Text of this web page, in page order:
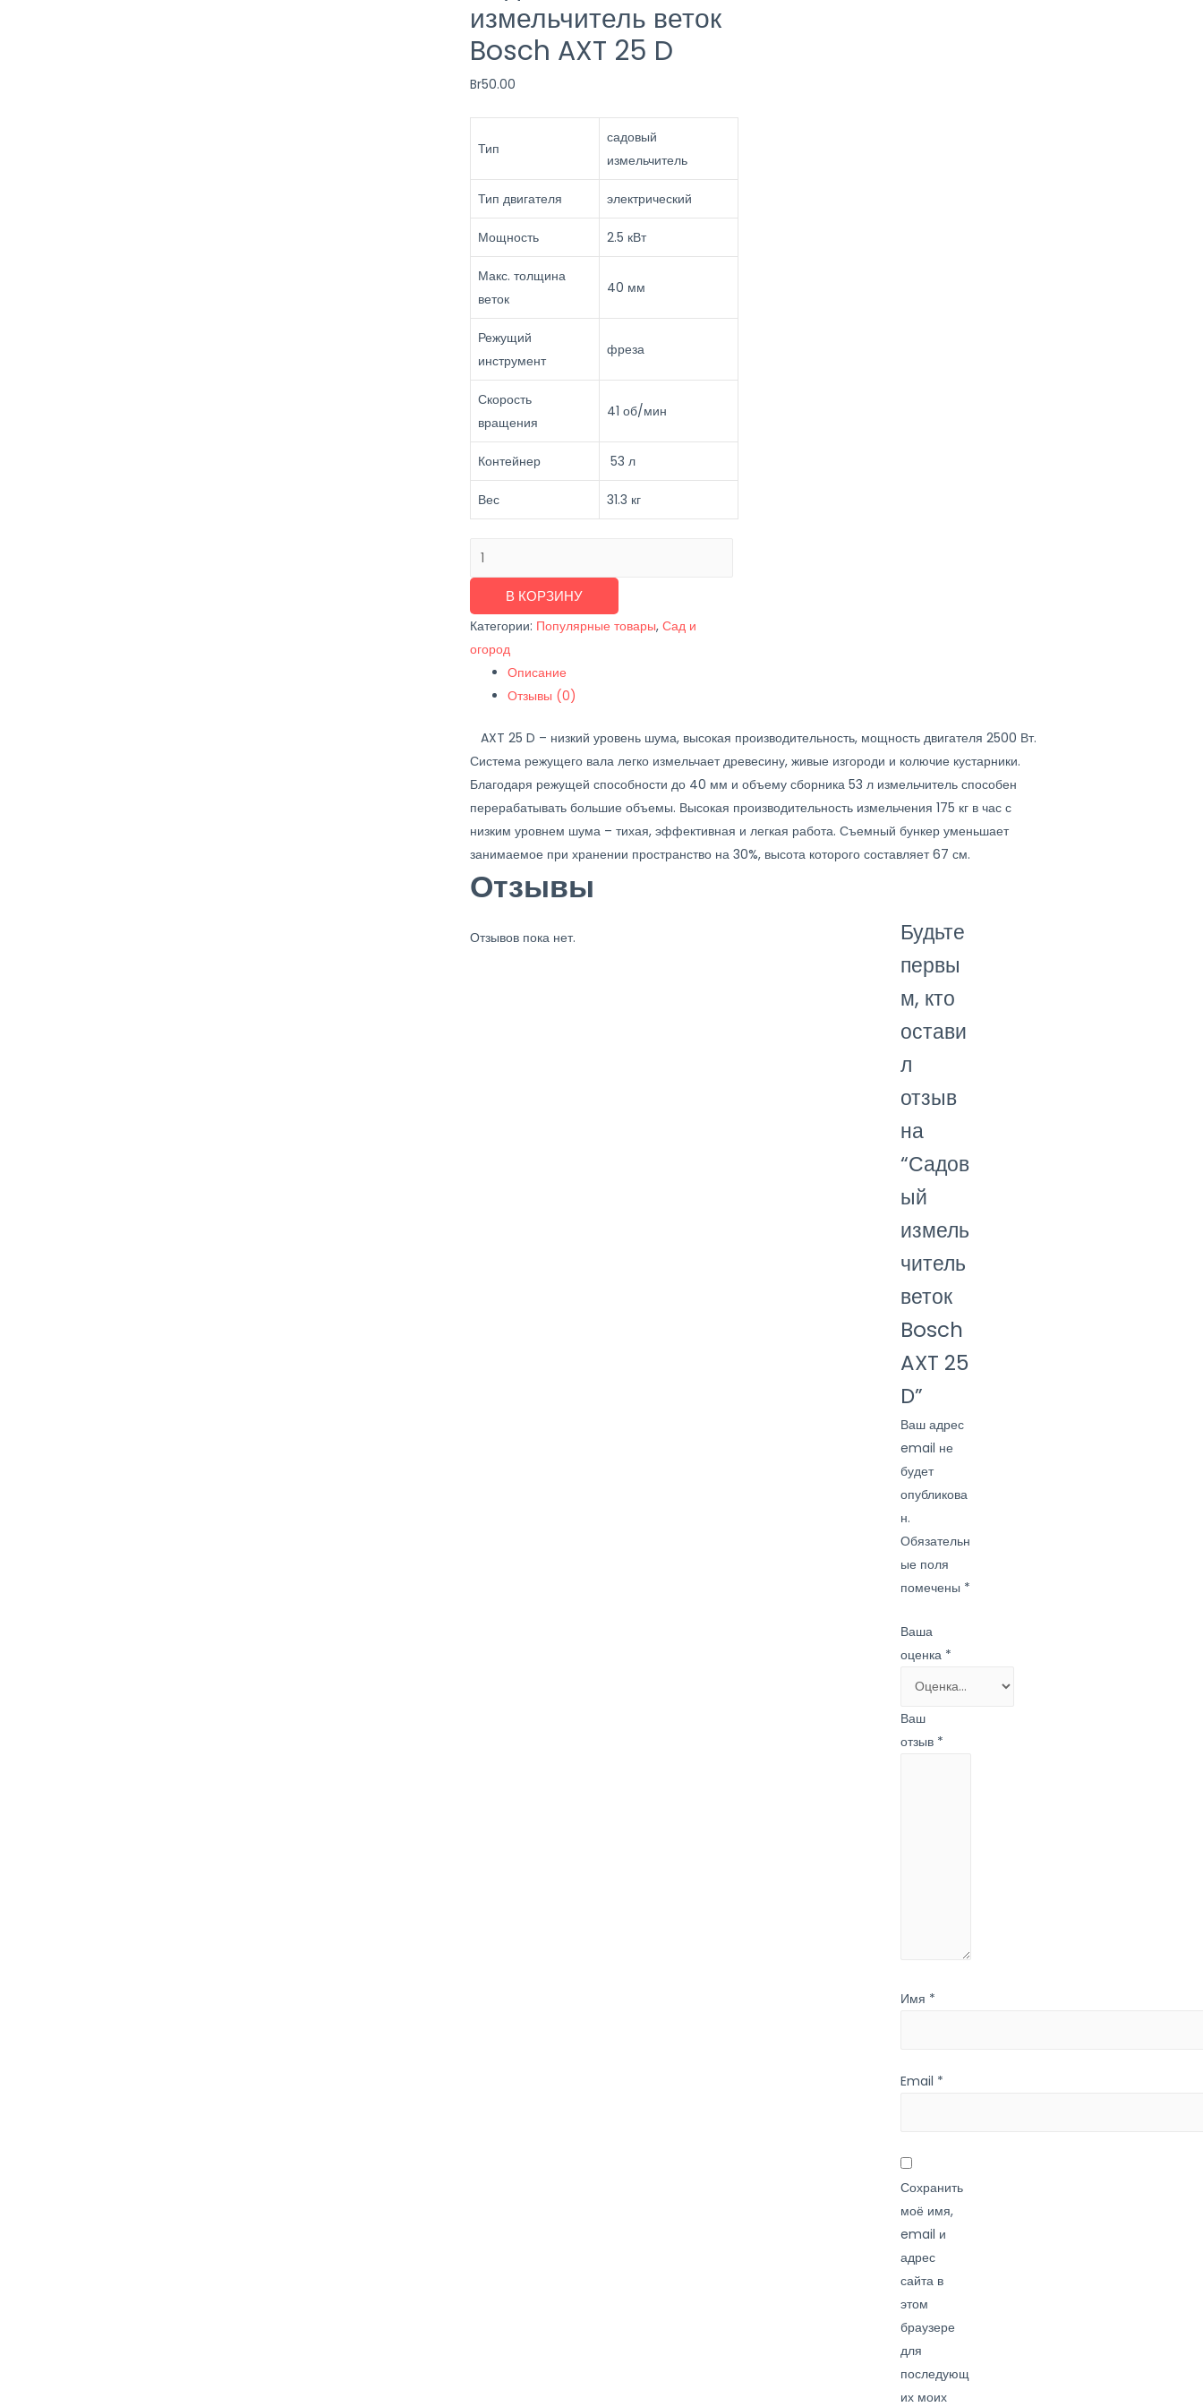
измельчитель веток
Bosch AXT 25 D
Br50.00
Тип
садовый
измельчитель
Тип двигателя электрический
Мощность 2.5 кВт
Макс. толщина
веток
40 мм
Режущий
инструмент
фреза
Скорость
вращения
41 об/мин
Контейнер 53 л
Вес 31.3 кг
Количество
Садовый
измельчитель
Bosch
AXT
В КОРЗИНУ
Категории: Популярные товары,Сад и
огород
Описание
Отзывы (0)
AXT 25 D – низкий уровень шума, высокая производительность, мощность двигателя 2500 Вт.
Система режущего вала легко измельчает древесину, живые изгороди и колючие кустарники.
Благодаря режущей способности до 40 мм и объему сборника 53 л измельчитель способен
перерабатывать большие объемы. Высокая производительность измельчения 175 кг в час с
низким уровнем шума – тихая, эффективная и легкая работа. Съемный бункер уменьшает
занимаемое при хранении пространство на 30%, высота которого составляет 67 см.
Отзывы
Отзывов пока нет.
Будьте
первы
м, кто
остави
л
отзыв
на
“Садов
ый
измель
читель
веток
Bosch
AXT 25
D”
Ваш адрес
email не
будет
опубликова
н.
Обязательн
ые поля
помечены *
Ваша
оценка *
Ваш
отзыв *
Имя *
Email *
Сохранить
моё имя,
email и
адрес
сайта в
этом
браузере
для
последующ
их моих